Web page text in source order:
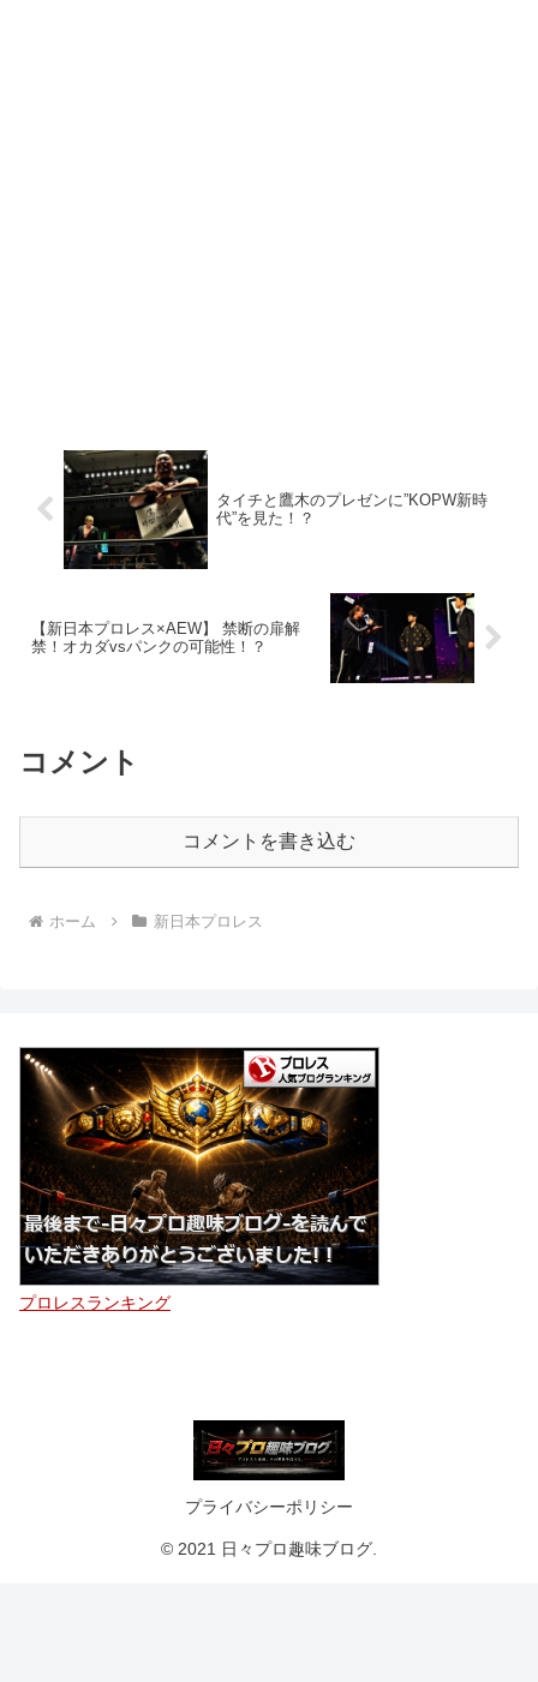
タイチと鷹木のプレゼンに”KOPW新時
代”を見た！？
【新日本プロレス×AEW】 禁断の扉解
禁！オカダvsパンクの可能性！？
コメント
コメントを書き込む
ホーム 新日本プロレス
プロレスランキング
プライバシーポリシー
© 2021 日々プロ趣味ブログ.